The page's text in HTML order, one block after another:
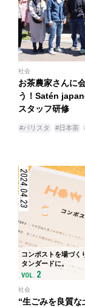
社会
お茶農家さんに
う！Satén
スタッフ研修
#バリスタ #日本茶
2024.04.23
コンポストを場づく
タンダードに。
VOL. 2
社会
“生ごみを良質な